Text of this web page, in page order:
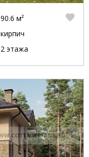
90.6 м²
кирпич
2 этажа